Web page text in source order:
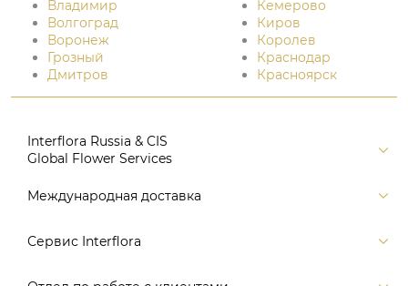
Владимир
Волгоград
Воронеж
Грозный
Дмитров
Кемерово
Киров
Королев
Краснодар
Красноярск
Interflora Russia & CIS
Global Flower Services
Версия для печати
Поиск
Международная доставка
Россия
Сервис Interflora